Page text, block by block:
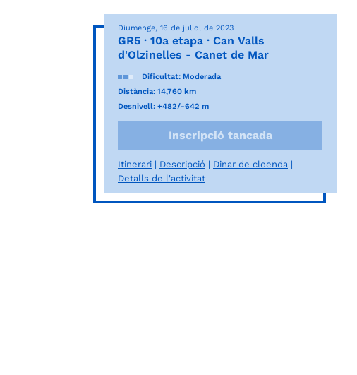
Diumenge, 16 de juliol de 2023
GR5 · 10a etapa · Can Valls
d'Olzinelles - Canet de Mar
Dificultat: Moderada
Distància: 14,760 km
Desnivell: +482/-642 m
Inscripció tancada
Itinerari Descripció
Dinar de cloenda
Detalls de l'activitat